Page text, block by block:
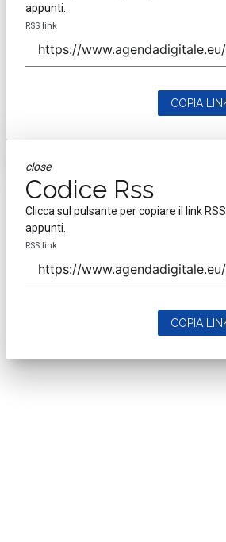
appunti.
RSS link
COPIA
close
Codice Rss
Clicca sul pulsante per copiare il link
appunti.
RSS link
COPIA